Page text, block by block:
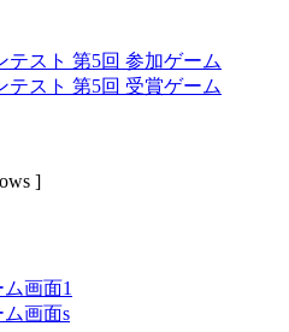
テスト 第5回 参加ゲーム
テスト 第5回 受賞ゲーム
]